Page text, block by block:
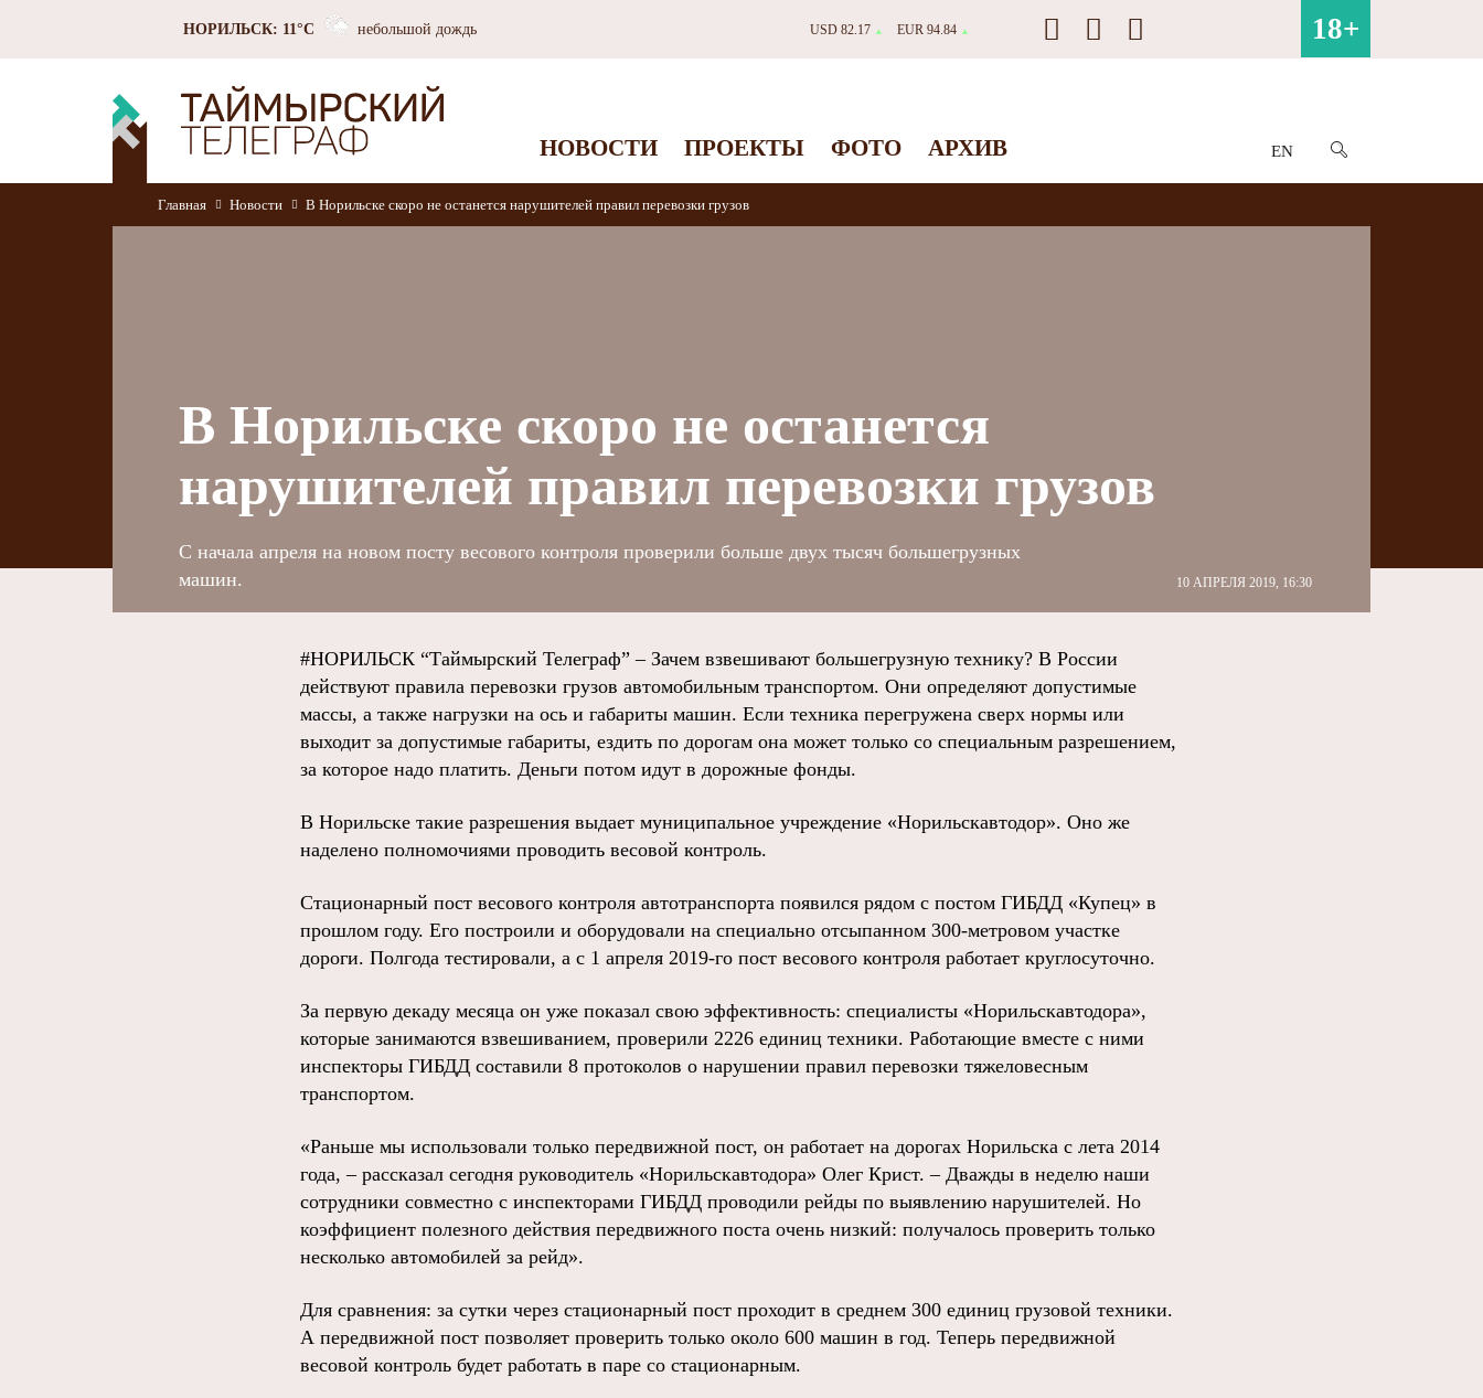
НОРИЛЬСК: 11°C небольшой дождь USD 82.17 ▲ EUR 94.84 ▲ 18+
НОВОСТИ ПРОЕКТЫ ФОТО АРХИВ EN
Главная Новости В Норильске скоро не останется нарушителей правил перевозки грузов
В Норильске скоро не останется
нарушителей правил перевозки грузов
10 АПРЕЛЯ 2019, 16:30
С начала апреля на новом посту весового контроля проверили больше двух тысяч большегрузных
машин.
#НОРИЛЬСК “Таймырский Телеграф” – Зачем взвешивают большегрузную технику? В России
действуют правила перевозки грузов автомобильным транспортом. Они определяют допустимые
массы, а также нагрузки на ось и габариты машин. Если техника перегружена сверх нормы или
выходит за допустимые габариты, ездить по дорогам она может только со специальным разрешением,
за которое надо платить. Деньги потом идут в дорожные фонды.
В Норильске такие разрешения выдает муниципальное учреждение «Норильскавтодор». Оно же
наделено полномочиями проводить весовой контроль.
Стационарный пост весового контроля автотранспорта появился рядом с постом ГИБДД «Купец» в
прошлом году. Его построили и оборудовали на специально отсыпанном 300-метровом участке
дороги. Полгода тестировали, а с 1 апреля 2019-го пост весового контроля работает круглосуточно.
За первую декаду месяца он уже показал свою эффективность: специалисты «Норильскавтодора»,
которые занимаются взвешиванием, проверили 2226 единиц техники. Работающие вместе с ними
инспекторы ГИБДД составили 8 протоколов о нарушении правил перевозки тяжеловесным
транспортом.
«Раньше мы использовали только передвижной пост, он работает на дорогах Норильска с лета 2014
года, – рассказал сегодня руководитель «Норильскавтодора» Олег Крист. – Дважды в неделю наши
сотрудники совместно с инспекторами ГИБДД проводили рейды по выявлению нарушителей. Но
коэффициент полезного действия передвижного поста очень низкий: получалось проверить только
несколько автомобилей за рейд».
Для сравнения: за сутки через стационарный пост проходит в среднем 300 единиц грузовой техники.
А передвижной пост позволяет проверить только около 600 машин в год. Теперь передвижной
весовой контроль будет работать в паре со стационарным.